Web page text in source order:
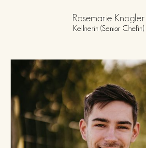
Rosemarie Knogler
Kellnerin (Senior Chefin)